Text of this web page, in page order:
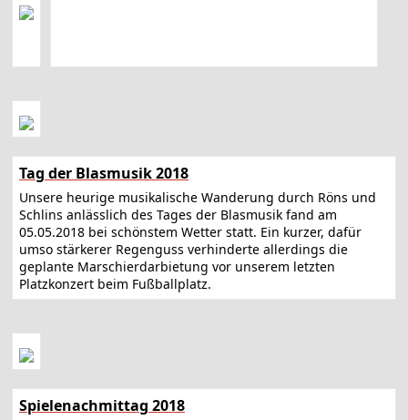
Tag der Blasmusik 2018
Unsere heurige musikalische Wanderung durch Röns und
Schlins anlässlich des Tages der Blasmusik fand am
05.05.2018 bei schönstem Wetter statt. Ein kurzer, dafür
umso stärkerer Regenguss verhinderte allerdings die
geplante Marschierdarbietung vor unserem letzten
Platzkonzert beim Fußballplatz.
Spielenachmittag 2018